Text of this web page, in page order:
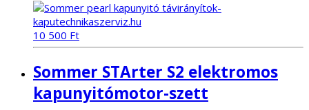
10 500 Ft
Sommer STArter S2 elektromos
kapunyitómotor-szett